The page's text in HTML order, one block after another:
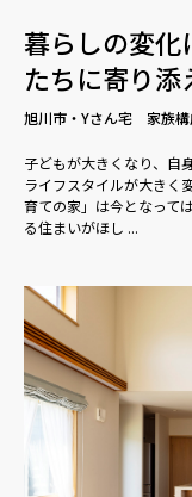
暮らしの変
たちに寄り
旭川市・Yさん宅 家族構
子どもが大きくなり、自
ライフスタイルが大きく
育ての家」は今となって
る住まいがほし ...